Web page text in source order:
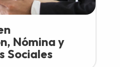
Nómina y
Sociales